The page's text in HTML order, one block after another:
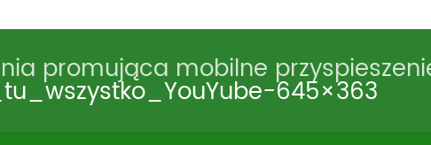
promująca mobilne
645×363